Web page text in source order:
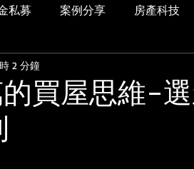
私募 案例分享 房產科技
房地主觀點週報
買屋思維-
2 分鐘